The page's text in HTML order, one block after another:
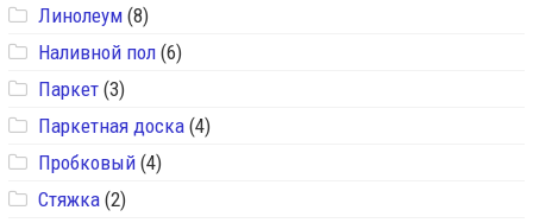
Линолеум (8)
Наливной пол (6)
Паркет (3)
Паркетная доска (4)
Пробковый (4)
Стяжка (2)